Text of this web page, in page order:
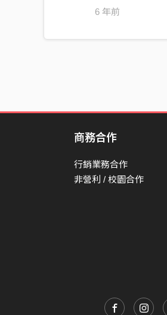
6 年前
商務合作
行銷業務合作
非營利 / 校園合作